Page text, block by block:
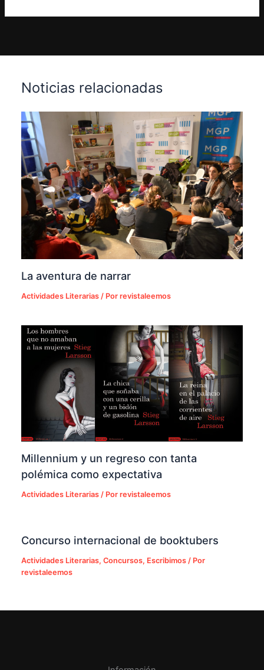
Noticias relacionadas
La aventura de narrar
Actividades Literarias / Porrevistaleemos
Millennium y un regreso con tanta
polémica como expectativa
Actividades Literarias / Porrevistaleemos
Concurso internacional de booktubers
Actividades Literarias,Concursos, Escribimos / Por
revistaleemos